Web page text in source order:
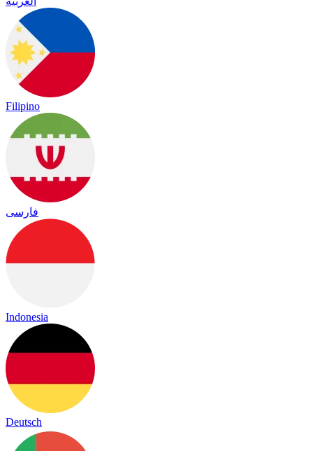
Filipino
فارسی
Indonesia
Deutsch